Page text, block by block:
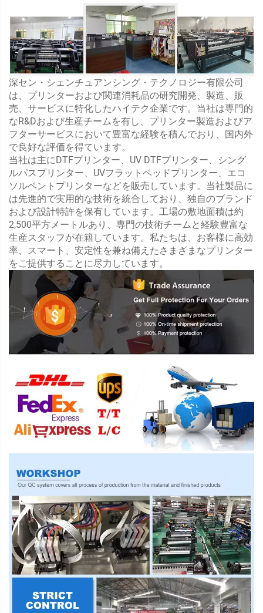
深セン・シェンチュアンシング・テクノロジー有限公司
は、プリンターおよび関連消耗品の研究開発、製造、販
売、サービスに特化したハイテク企業です。当社は専門的
なR&Dおよび生産チームを有し、プリンター製造およびア
フターサービスにおいて豊富な経験を積んでおり、国内外
で良好な評価を得ています。
当社は主にDTFプリンター、UV DTFプリンター、シング
ルパスプリンター、UVフラットベッドプリンター、エコ
ソルベントプリンターなどを販売しています。当社製品に
は先進的で実用的な技術を統合しており、独自のブランド
および設計特許を保有しています。工場の敷地面積は約
2,500平方メートルあり、専門の技術チームと経験豊富な
生産スタッフが在籍しています。私たちは、お客様に高効
率、スマート、安定性を兼ね備えたさまざまなプリンター
をご提供することに尽力しています。